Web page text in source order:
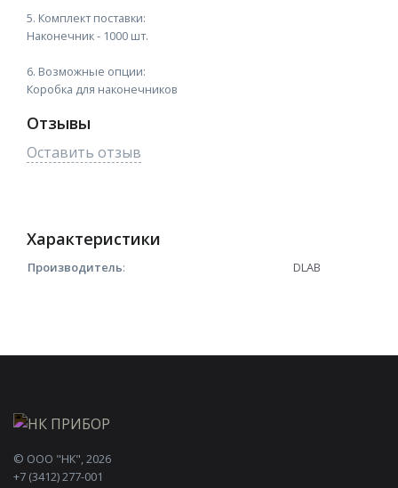
5. Комплект поставки:
Наконечник - 1000 шт.
6. Возможные опции:
Коробка для наконечников
Отзывы
Оставить отзыв
Характеристики
Производитель: DLAB
© ООО "НК", 2026
+7 (3412) 277-001